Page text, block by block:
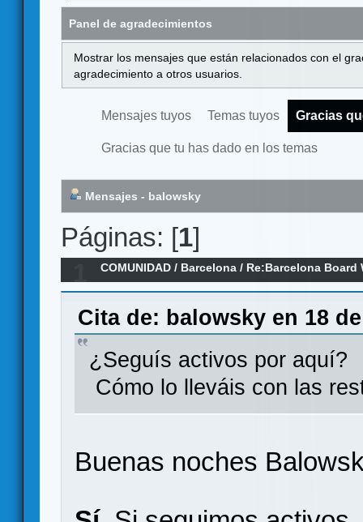
Panel de agradecimientos
Mostrar los mensajes que están relacionados con el
agradecimiento a otros usuarios.
Mensajes tuyos Temas tuyos Gracias
Gracias que tu has dado en los temas
Mensajes - balowsky
Páginas: [1]
COMUNIDAD / Barcelona / Re:Barcelona Board
wargames–sa 9/10/21
Cita de: balowsky en 18
¿Seguís activos por aquí?
Cómo lo lleváis con las
Buenas noches